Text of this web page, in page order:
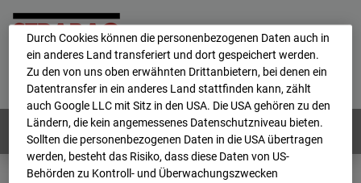
Home E-Mail Impressum
Login
Deutsch / English
Webcams: Alle Länder
Durch Cookies können die personenbezogenen Daten auch in
ein anderes Land transferiert und dort gespeichert werden.
Zu den von uns oben erwähnten Drittanbietern, bei denen ein
Datentransfer in ein anderes Land stattfinden kann, zählt
auch Google LLC mit Sitz in den USA. Die USA gehören zu den
Ländern, die kein angemessenes Datenschutzniveau bieten.
Sollten die personenbezogenen Daten in die USA übertragen
werden, besteht das Risiko, dass diese Daten von US-
Behörden zu Kontroll- und Überwachungszwecken